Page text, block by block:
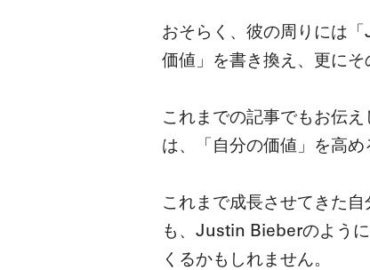
おそらく、彼の周りには
価値」を書き換え、更にそ
これまでの記事でもお伝
は、「自分の価値」を高め
これまで成長させてきた
も、Justin Bieberのよう
くるかもしれません。